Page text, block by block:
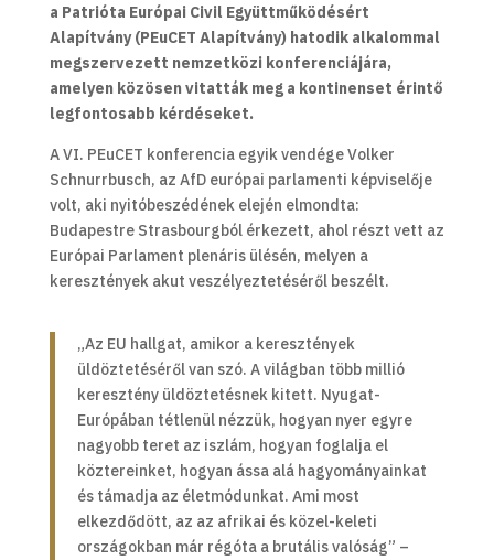
a Patrióta Európai Civil Együttműködésért
Alapítvány (PEuCET Alapítvány) hatodik alkalommal
megszervezett nemzetközi konferenciájára,
amelyen közösen vitatták meg a kontinenset érintő
legfontosabb kérdéseket.
A VI. PEuCET konferencia egyik vendége Volker
Schnurrbusch, az AfD európai parlamenti képviselője
volt, aki nyitóbeszédének elején elmondta:
Budapestre Strasbourgból érkezett, ahol részt vett az
Európai Parlament plenáris ülésén, melyen a
keresztények akut veszélyeztetéséről beszélt.
„Az EU hallgat, amikor a keresztények
üldöztetéséről van szó. A világban több millió
keresztény üldöztetésnek kitett. Nyugat-
Európában tétlenül nézzük, hogyan nyer egyre
nagyobb teret az iszlám, hogyan foglalja el
köztereinket, hogyan ássa alá hagyományainkat
és támadja az életmódunkat. Ami most
elkezdődött, az az afrikai és közel-keleti
országokban már régóta a brutális valóság” –